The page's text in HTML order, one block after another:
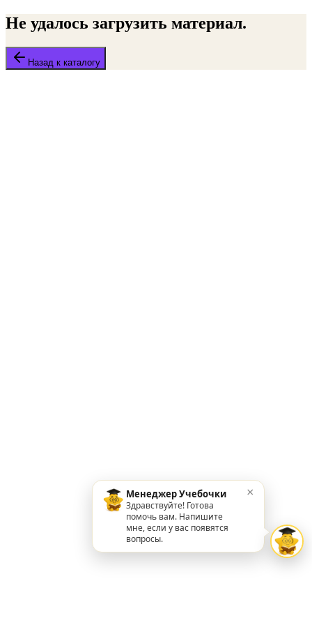
Не удалось загрузить материал.
Назад к каталогу
Менеджер Учебочки
Здравствуйте! Готова
помочь вам. Напишите
мне, если у вас появятся
вопросы.
×